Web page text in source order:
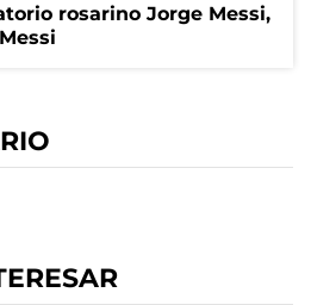
rosarino Jorge Messi,